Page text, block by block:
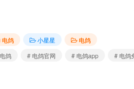
电鸽 小星星
电鸽
鸽
# 电鸽官网 # 电鸽app # 电鸽